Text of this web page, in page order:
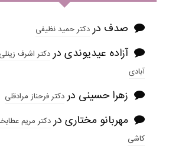
صدف دردکتر حمید نظیفی
آزاده عیدیوندی دردکتر اشرف
آبادی
زهرا حسینی دردکتر فرحناز مرادقلی
مهربانو مختاری دردکتر مریم
کاشی